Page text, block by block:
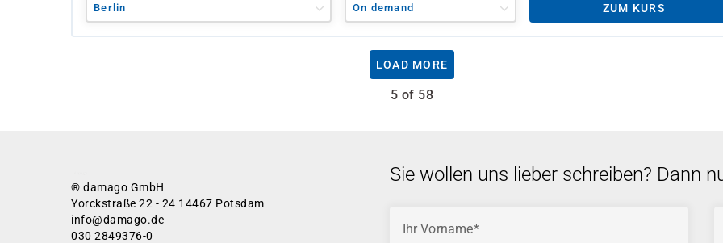
Berlin On demand ZUM KURS
LOAD MORE
5 of 58
® damago GmbH
Yorckstraße 22 - 24 14467 Potsdam
info@damago.de
030 2849376-0
Sie wollen uns lieber schreiben? Dann
Ihr Vorname